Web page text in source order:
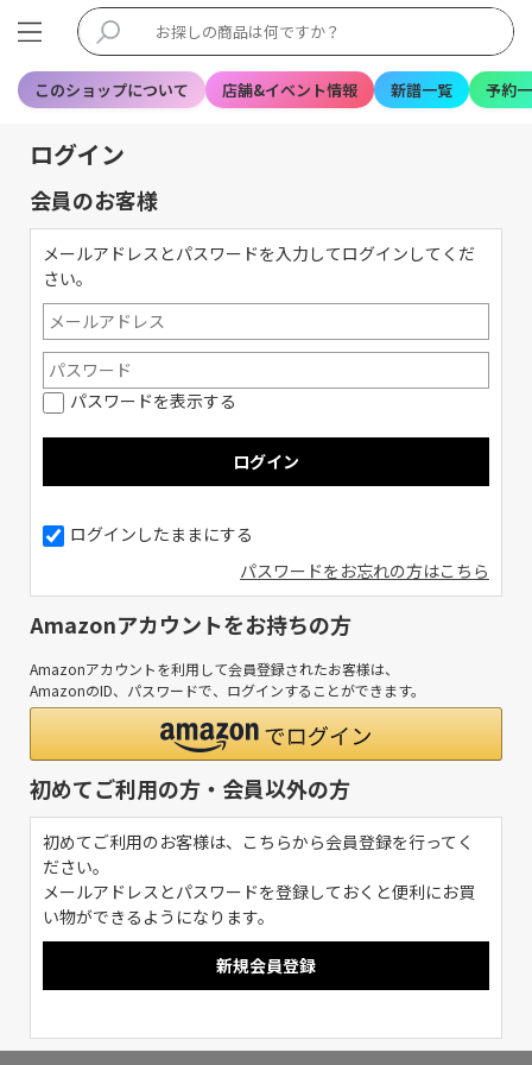
このショップについて 店舗&イベント情報 新譜一覧 予約
ログイン
会員のお客様
メールアドレスとパスワードを入力してログインしてくだ
さい。
パスワードを表示する
ログインしたままにする
パスワードをお忘れの方はこちら
Amazonアカウントをお持ちの方
Amazonアカウントを利用して会員登録されたお客様は、
AmazonのID、パスワードで、ログインすることができます。
初めてご利用の方・会員以外の方
初めてご利用のお客様は、こちらから会員登録を行ってく
ださい。
メールアドレスとパスワードを登録しておくと便利にお買
い物ができるようになります。